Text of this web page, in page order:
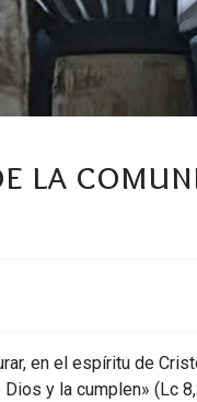
la
en el espíritu de
y la cumplen» (Lc